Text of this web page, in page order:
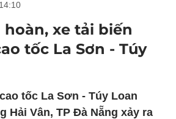
hoàn, xe tải biến
tốc La Sơn - Túy
tốc La Sơn - Túy Loan
Hải Vân, TP Đà Nẵng xảy ra